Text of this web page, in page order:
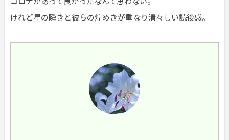
けれど星の瞬きと彼らの煌めきが重なり清々しい読後感。